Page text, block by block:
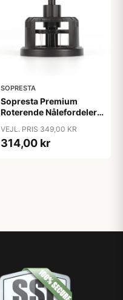
SOPRESTA
Sopresta Premium
Roterende Nålefordeler –
VEJL. PRIS 349,00 KR
314,00 kr